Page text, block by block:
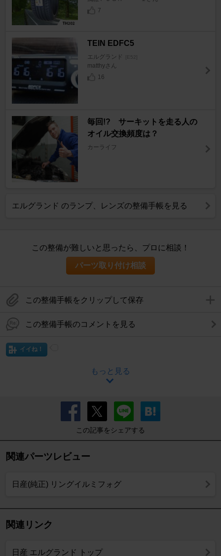
7
TEIN EDFC5
エルグランド [E52]
matthyさん
16
毎回!? サーキットを走る人の
オイル交換頻度は？
カーライフ
エルグランド のランプ、レンズの整備手帳を見る
この整備が難しいと思ったら、プロに相談！
パーツ取り付け相談
この整備手帳をクリップして保存
この整備手帳のコメントを見る
イイね！
もっと見る
この記事をシェアする
関連パーツレビュー
日産(純正) リングイルミフォグ
関連リンク
日産 エルグランド トップ